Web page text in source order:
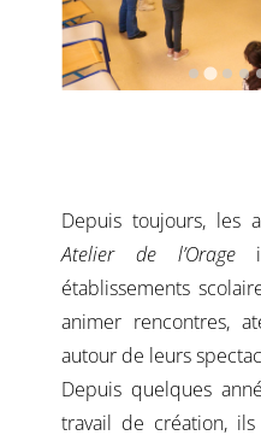
Depuis toujours, les
Atelier de l’Orage
établissements
animer rencontres,
autour de leurs
Depuis quelques
travail de création,